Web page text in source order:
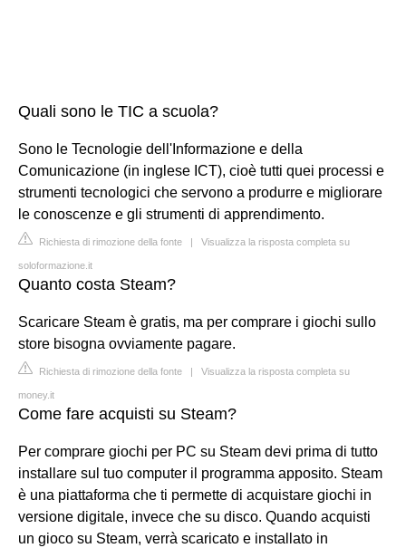
Quali sono le TIC a scuola?
Sono le Tecnologie dell'Informazione e della
Comunicazione (in inglese ICT), cioè tutti quei processi e
strumenti tecnologici che servono a produrre e migliorare
le conoscenze e gli strumenti di apprendimento.
Richiesta di rimozione della fonte | Visualizza la risposta completa su
soloformazione.it
Quanto costa Steam?
Scaricare Steam è gratis, ma per comprare i giochi sullo
store bisogna ovviamente pagare.
Richiesta di rimozione della fonte | Visualizza la risposta completa su
money.it
Come fare acquisti su Steam?
Per comprare giochi per PC su Steam devi prima di tutto
installare sul tuo computer il programma apposito. Steam
è una piattaforma che ti permette di acquistare giochi in
versione digitale, invece che su disco. Quando acquisti
un gioco su Steam, verrà scaricato e installato in